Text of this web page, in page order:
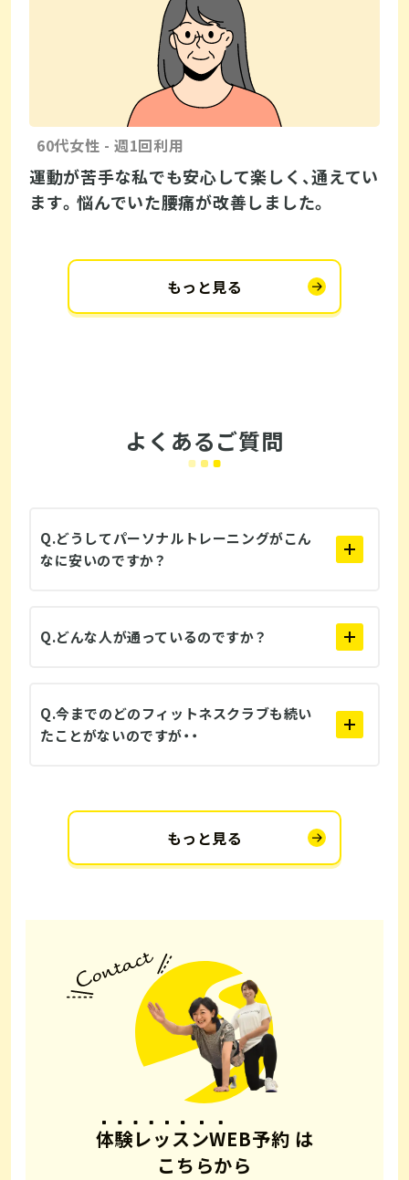
60代女性 - 週1回利用
運動が苦手な私でも安心して楽しく、通えてい
ます。悩んでいた腰痛が改善しました。
もっと見る
よくあるご質問
Q.どうしてパーソナルトレーニングがこん
なに安いのですか？
Q.どんな人が通っているのですか？
Q.今までのどのフィットネスクラブも続い
たことがないのですが・・
もっと見る
体験レッスンWEB予約 は
こちらから